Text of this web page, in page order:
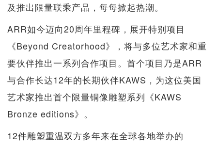
及推出限量联乘产品，每每掀起热潮。
ARR如今迈向20周年里程碑，展开特别项目
《Beyond Creatorhood》，将与多位艺术家和重
要伙伴推出一系列合作项目。首个项目乃是ARR
与合作长达12年的长期伙伴KAWS，为这位美国
艺术家推出首个限量铜像雕塑系列《KAWS
Bronze editions》。
12件雕塑重温双方多年来在全球各地举办的